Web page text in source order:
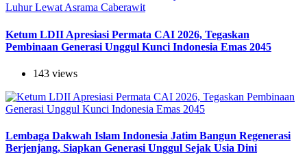
Ketum LDII Apresiasi Permata CAI 2026, Tegaskan
Pembinaan Generasi Unggul Kunci Indonesia Emas 2045
143 views
Lembaga Dakwah Islam Indonesia Jatim Bangun Regenerasi
Berjenjang, Siapkan Generasi Unggul Sejak Usia Dini